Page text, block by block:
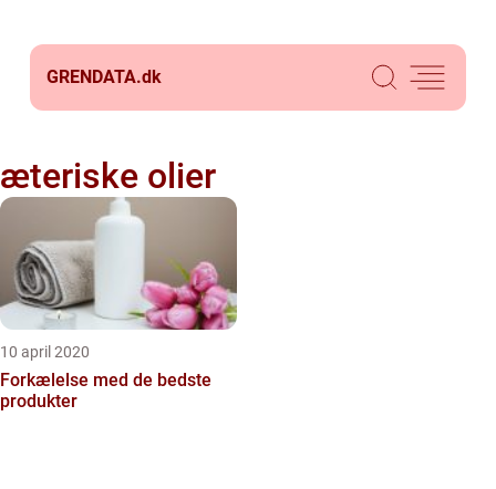
GRENDATA.dk
æteriske olier
10 april 2020
Forkælelse med de bedste
produkter